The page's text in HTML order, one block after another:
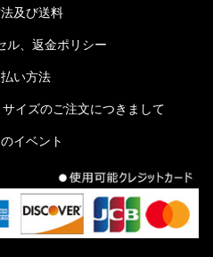
及び送料
ル、返金ポリシー
い方法
イズのご注文につきまして
イベント